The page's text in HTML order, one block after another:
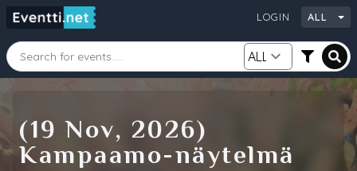
LOGIN ALL
(19 Nov, 2026)
Kampaamo-näytelmä